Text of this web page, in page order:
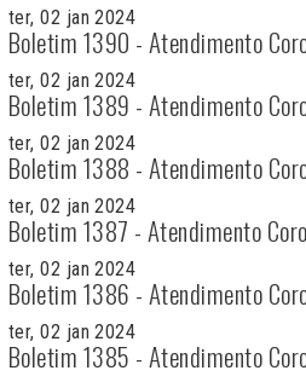
ter, 02 jan 2024
Boletim 1390 - Atendimento
ter, 02 jan 2024
Boletim 1389 - Atendimento
ter, 02 jan 2024
Boletim 1388 - Atendimento
ter, 02 jan 2024
Boletim 1387 - Atendimento
ter, 02 jan 2024
Boletim 1386 - Atendimento
ter, 02 jan 2024
Boletim 1385 - Atendimento